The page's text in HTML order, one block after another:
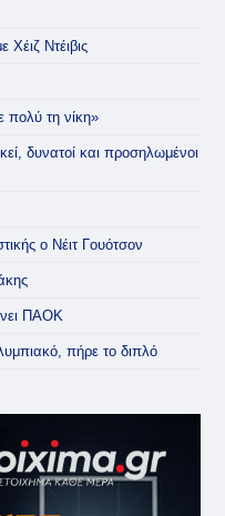
Ντέιβις
πολύ τη νίκη»
δυνατοί και προσηλωμένοι
ο Νέιτ Γουότσον
ΠΑΟΚ
πήρε το διπλό